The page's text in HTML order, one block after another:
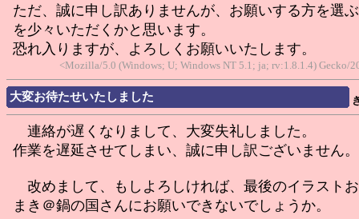
ただ、誠に申し訳ありませんが、お願いする方を選
を少々いただくかと思います。
恐れ入りますが、よろしくお願いいたします。
<Mozilla/5.0 (Windows; U; Windows NT 5.1; ja; rv:1.8.1.4) Gecko/
大変お待たせいたしました
連絡が遅くなりまして、大変失礼しました。
作業を遅延させてしまい、誠に申し訳ございません。
改めまして、もしよろしければ、最後のイラスト
まき＠鍋の国さんにお願いできないでしょうか。